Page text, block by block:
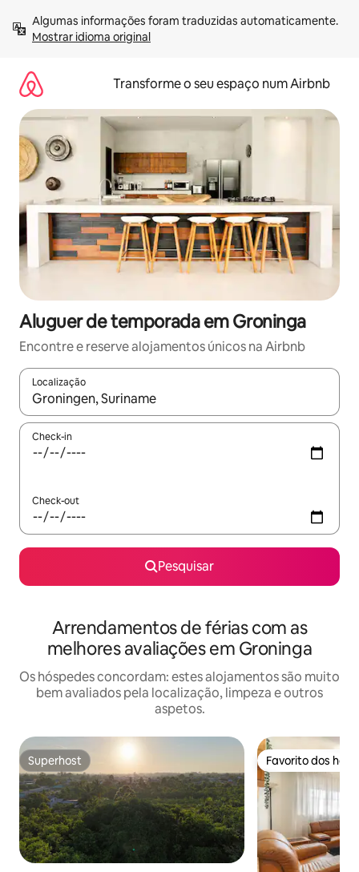
para
Mostrar idioma original
Transforme o seu espaço num Airbnb
Aluguer de temporada em Groninga
Encontre e reserve alojamentos únicos na Airbnb
Localização
Quando os resultados estiverem disponíveis, navegue com
Check-in
Check-out
Pesquisar
Arrendamentos de férias com as
melhores avaliações em Groninga
Os hóspedes concordam: estes alojamentos são muito
bem avaliados pela localização, limpeza e outros
aspetos.
Superhost
Superhost Favorito dos
Favorito dos